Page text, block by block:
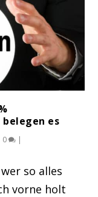
es
0 |
so alles
vorne holt